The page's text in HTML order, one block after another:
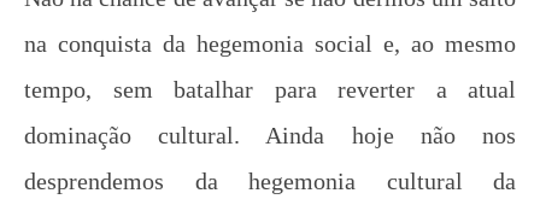
na conquista da hegemonia social e, ao mesmo
tempo, sem batalhar para reverter a atual
dominação cultural. Ainda hoje não nos
desprendemos da hegemonia cultural da